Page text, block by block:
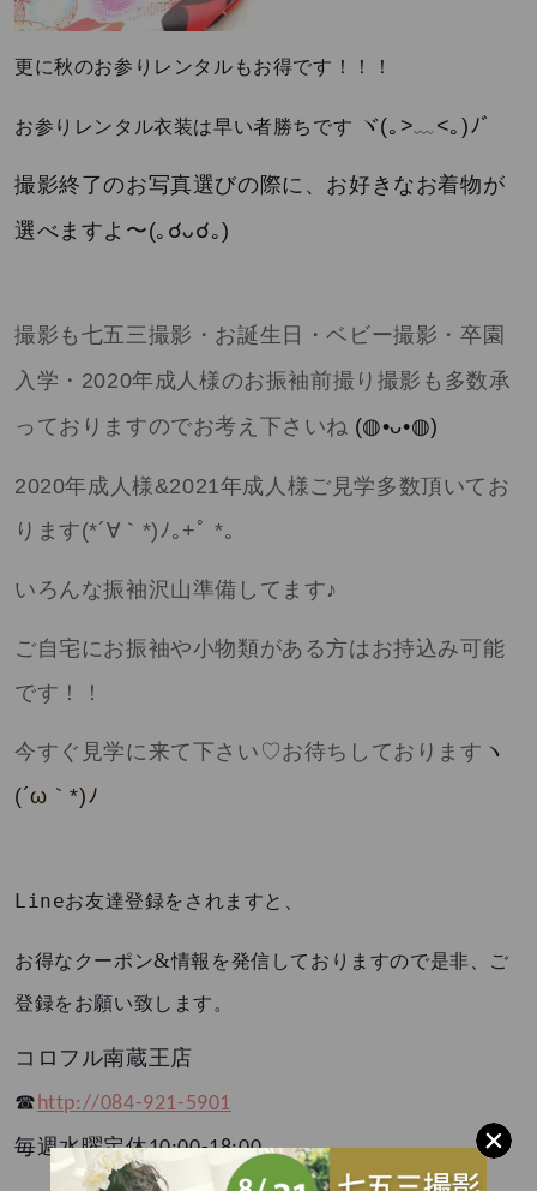
更に秋のお参りレンタルもお得です！！！
お参りレンタル衣装は早い者勝ちです ヾ(｡ >﹏<｡ )ﾉﾞ
撮影終了のお写真選びの際に、お好きなお着物が
選べますよ〜(｡☌ᴗ☌｡)
撮影も七五三撮影・お誕生日・ベビー撮影・卒園
入学・ 2020年成人様のお振袖前撮り撮影も多数承
っておりますのでお考え下さいね (◍•ᴗ•◍)
2020年成人様&2021年成人様ご見学多数頂いてお
ります(*´∀｀ *)ﾉ｡ +ﾟ*｡
いろんな振袖沢山準備してます♪
ご自宅にお振袖や小物類がある方はお持込み可能
です！！
今すぐ見学に来て下さい♡お待ちしております ヽ
(´ω ｀*)ﾉ
Lineお友達登録をされますと、
お得なクーポン&情報を発信しておりますので是非、ご
登録をお願い致します。
コロフル南蔵王店
☎︎http://084-921-5901
毎週水曜定休10:00-18:00